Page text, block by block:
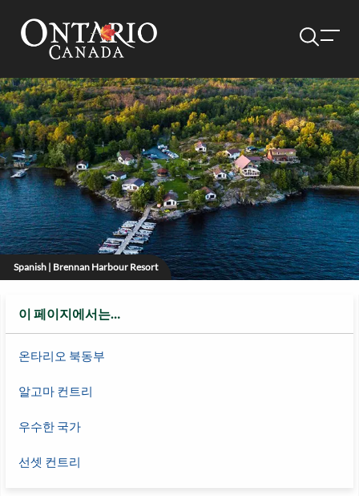
Spanish | Brennan Harbour Resort
이 페이지에서는…
온타리오 북동부
알고마 컨트리
우수한 국가
선셋 컨트리